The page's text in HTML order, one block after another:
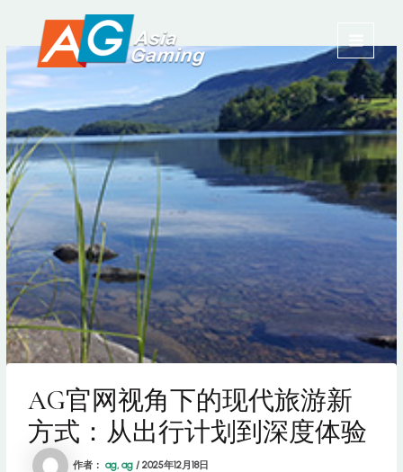
容
MENU
AG官网视角下的现代旅游新
方式：从出行计划到深度体验
作者： ag, ag /2025年12月18日